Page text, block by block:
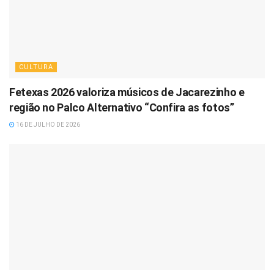
CULTURA
Fetexas 2026 valoriza músicos de Jacarezinho e
região no Palco Alternativo “Confira as fotos”
16 DE JULHO DE 2026